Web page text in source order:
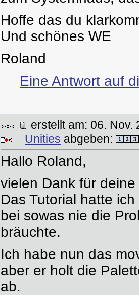
Hoffe das du
Und schönes WE
Roland
Eine Antwort auf
erstellt am: 06.
Unities abgeben:
Hallo Roland,
vielen Dank für
Das Tutorial hatte
bei sowas nie die
bräuchte.
Ich habe nun das
aber er holt die
ab.